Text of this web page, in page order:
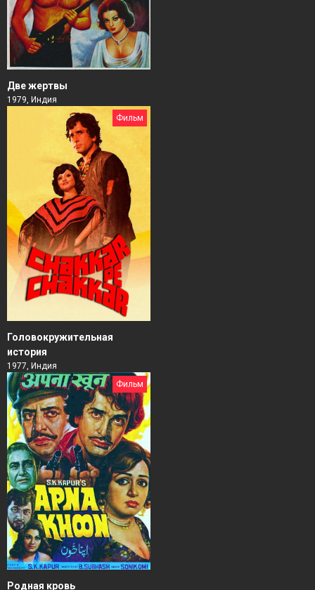
Две жертвы
1979, Индия
Фильм
Головокружительная
история
1977, Индия
Фильм
Родная кровь